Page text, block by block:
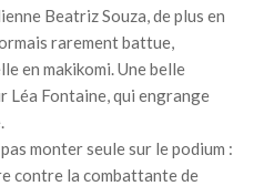
Beatriz Souza, de plus en
rarement battue,
en makikomi. Une belle
Léa Fontaine, qui engrange
monter seule sur le podium :
contre la combattante de